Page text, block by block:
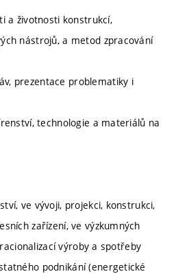
a životnosti konstrukcí,
nástrojů, a metod zpracování
prezentace problematiky i
technologie a materiálů na
ve vývoji, projekci, konstrukci,
zařízení, ve výzkumných
výroby a spotřeby
podnikání (energetické